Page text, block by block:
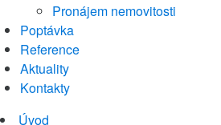
Pronájem nemovitosti
Poptávka
Reference
Aktuality
Kontakty
Úvod